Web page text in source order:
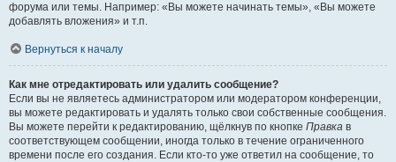
форума или темы. Например: «Вы можете начинать темы», «Вы можете
добавлять вложения» и т.п.
Вернуться к началу
Как мне отредактировать или удалить сообщение?
Если вы не являетесь администратором или модератором конференции,
вы можете редактировать и удалять только свои собственные сообщения.
Вы можете перейти к редактированию, щёлкнув по кнопке Правка в
соответствующем сообщении, иногда только в течение ограниченного
времени после его создания. Если кто-то уже ответил на сообщение, то